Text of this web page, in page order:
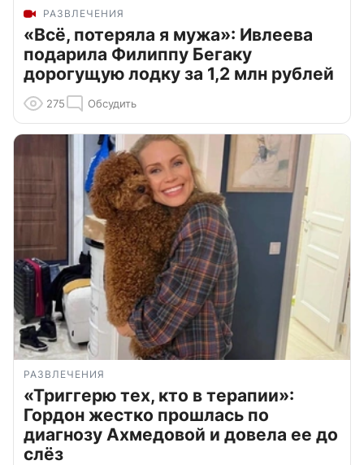
РАЗВЛЕЧЕНИЯ
«Всё, потеряла я мужа»: Ивлеева
подарила Филиппу Бегаку
дорогущую лодку за 1,2 млн рублей
275 Обсудить
РАЗВЛЕЧЕНИЯ
«Триггерю тех, кто в терапии»:
Гордон жестко прошлась по
диагнозу Ахмедовой и довела ее до
слёз